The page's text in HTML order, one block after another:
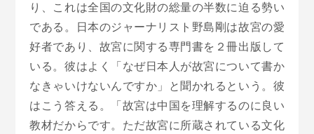
り、これは全国の文化財の総量の半数に迫る勢い
である。日本のジャーナリスト野島剛は故宮の愛
好者であり、故宮に関する専門書を２冊出版して
いる。彼はよく「なぜ日本人が故宮について書か
なきゃいけないんですか」と聞かれるという。彼
はこう答える。「故宮は中国を理解するのに良い
教材だからです。ただ故宮に所蔵されている文化